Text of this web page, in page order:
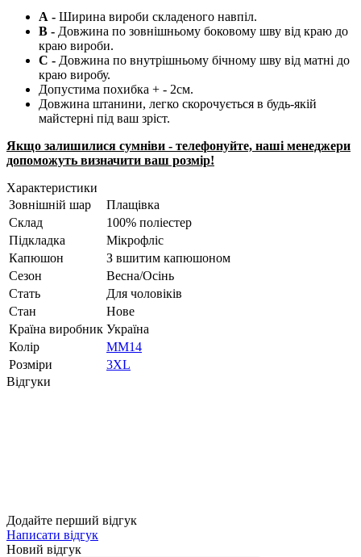
А - Ширина вироби складеного навпіл.
B - Довжина по зовнішньому боковому шву від краю до
краю вироби.
С - Довжина по внутрішньому бічному шву від матні до
краю виробу.
Допустима похибка + - 2см.
Довжина штанини, легко скорочується в будь-якій
майстерні під ваш зріст.
Якщо залишилися сумніви - телефонуйте, наші менеджери
допоможуть визначити ваш розмір!
Характеристики
Зовнішній шар
Плащівка
Склад
100% поліестер
Підкладка
Мікрофліс
Капюшон
З вшитим капюшоном
Сезон
Весна/Осінь
Стать
Для чоловіків
Стан
Нове
Країна виробник Україна
Колір
ММ14
Розміри
3XL
Відгуки
Додайте перший відгук
Написати відгук
Новий відгук